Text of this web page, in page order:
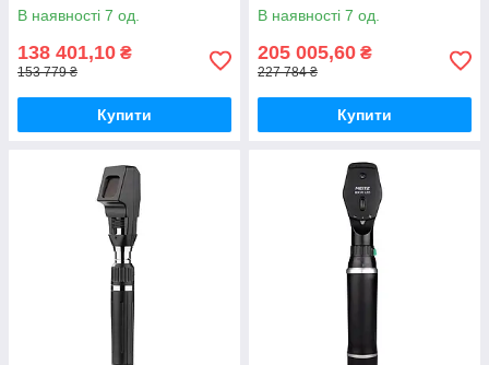
В наявності 7 од.
138 401,10 ₴
153 779 ₴
Купити
В наявності 7 од.
205 005,60 ₴
227 784 ₴
Купити